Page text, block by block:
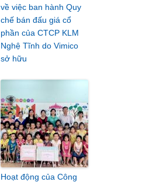
về việc ban hành Quy
chế bán đấu giá cổ
phần của CTCP KLM
Nghệ Tĩnh do Vimico
sở hữu
Hoạt động của Công